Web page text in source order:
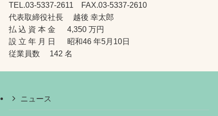
TEL.03-5337-2611 FAX.03-5337-2610
代表取締役社長 越後 幸太郎
払 込 資 本 金 4,350 万円
設 立 年 月 日 昭和46 年5月10日
従業員数 142 名
ニュース